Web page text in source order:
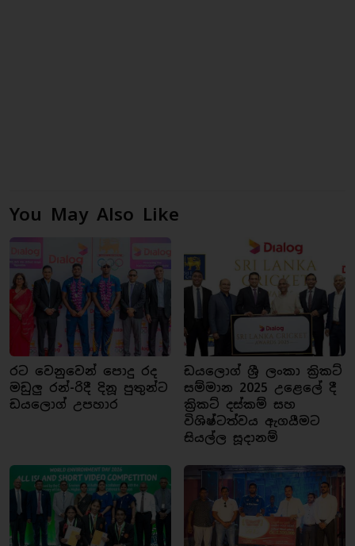
You May Also Like
රට වෙනුවෙන් පොදු රද
මඩුලු රන්-රිදී දිනූ පුතුන්ට
ඩයලොග් උපහාර
ඩයලොග් ශ්‍රී ලංකා ක්‍රිකට්
සම්මාන 2025 උළෙලේ දී
ක්‍රිකට් දස්කම් සහ
විශිෂ්ටත්වය ඇගයීමට
සියල්ල සූදානම්